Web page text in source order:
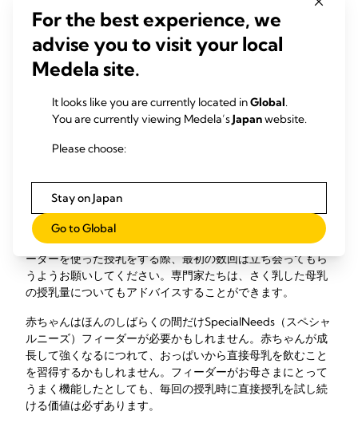
Medela
SpecialNeeds（メデラ ス
ペシャルニーズ）フィー
ダーの使用
いとお考えの場合は、ラクテーション・コンサルタントまた
は母乳育児の専門家にアドバイスを求めてください。専門家
たちはSpecialNeeds（スペシャルニーズ）フィーダーを使う
ようアドバイスするかもしれません。その場合は、このフィ
ーダーを使った授乳をする際、最初の数回は立ち会ってもら
うようお願いしてください。専門家たちは、さく乳した母乳
の授乳量についてもアドバイスすることができます。
赤ちゃんはほんのしばらくの間だけSpecialNeeds（スペシャ
ルニーズ）フィーダーが必要かもしれません。赤ちゃんが成
長して強くなるにつれて、おっぱいから直接母乳を飲むこと
を習得するかもしれません。フィーダーがお母さまにとって
うまく機能したとしても、毎回の授乳時に直接授乳を試し続
ける価値は必ずあります。
For the best experience, we
advise you to visit your local
Medela site.
It looks like you are currently located inGlobal.
You are currently viewing Medela’sJapanwebsite.
Please choose:
Stay on Japan
Go to Global